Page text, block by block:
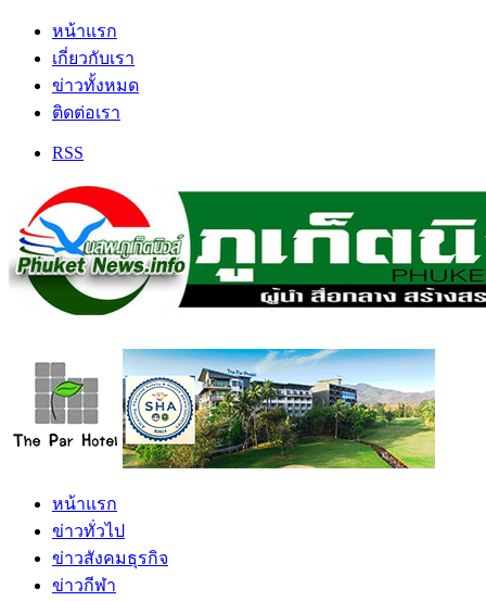
หน้าแรก
เกี่ยวกับเรา
ข่าวทั้งหมด
ติดต่อเรา
RSS
หน้าแรก
ข่าวทั่วไป
ข่าวสังคมธุรกิจ
ข่าวกีฬา